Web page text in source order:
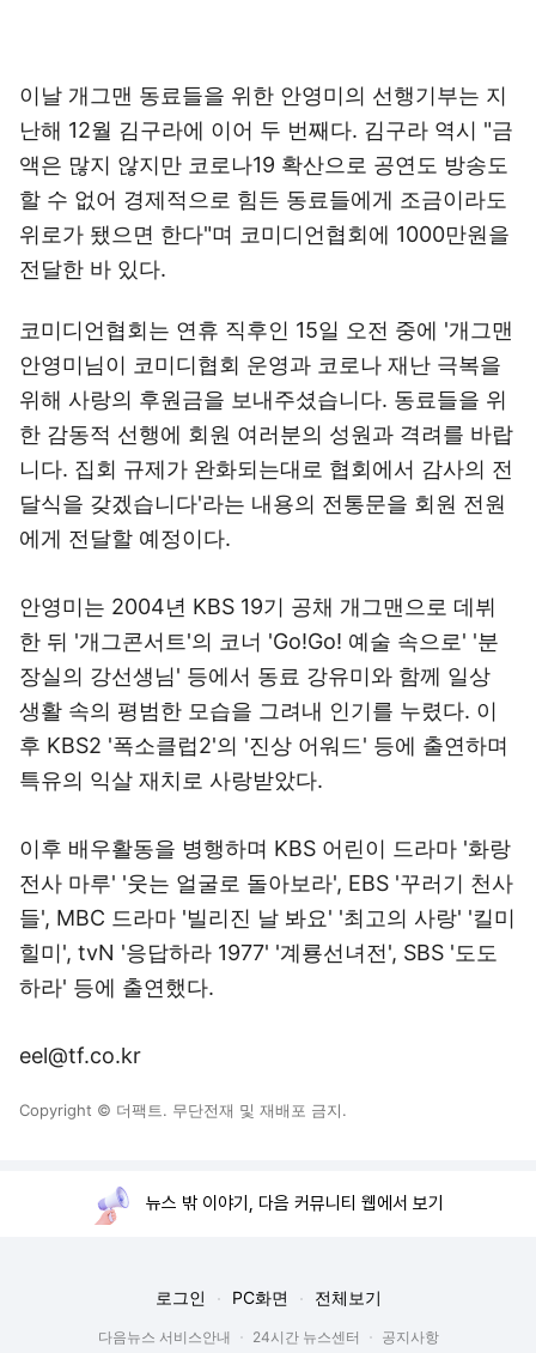
이날 개그맨 동료들을 위한 안영미의 선행기부는 지
난해 12월 김구라에 이어 두 번째다. 김구라 역시 "금
액은 많지 않지만 코로나19 확산으로 공연도 방송도
할 수 없어 경제적으로 힘든 동료들에게 조금이라도
위로가 됐으면 한다"며 코미디언협회에 1000만원을
전달한 바 있다.
코미디언협회는 연휴 직후인 15일 오전 중에 '개그맨
안영미님이 코미디협회 운영과 코로나 재난 극복을
위해 사랑의 후원금을 보내주셨습니다. 동료들을 위
한 감동적 선행에 회원 여러분의 성원과 격려를 바랍
니다. 집회 규제가 완화되는대로 협회에서 감사의 전
달식을 갖겠습니다'라는 내용의 전통문을 회원 전원
에게 전달할 예정이다.
안영미는 2004년 KBS 19기 공채 개그맨으로 데뷔
한 뒤 '개그콘서트'의 코너 'Go!Go! 예술 속으로' '분
장실의 강선생님' 등에서 동료 강유미와 함께 일상
생활 속의 평범한 모습을 그려내 인기를 누렸다. 이
후 KBS2 '폭소클럽2'의 '진상 어워드' 등에 출연하며
특유의 익살 재치로 사랑받았다.
이후 배우활동을 병행하며 KBS 어린이 드라마 '화랑
전사 마루' '웃는 얼굴로 돌아보라', EBS '꾸러기 천사
들', MBC 드라마 '빌리진 날 봐요' '최고의 사랑' '킬미
힐미', tvN '응답하라 1977' '계룡선녀전', SBS '도도
하라' 등에 출연했다.
eel@tf.co.kr
Copyright © 더팩트. 무단전재 및 재배포 금지.
뉴스 밖 이야기, 다음 커뮤니티 웹에서 보기
로그인 PC화면 전체보기
다음뉴스 서비스안내 24시간 뉴스센터 공지사항